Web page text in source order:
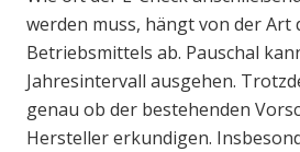
werden muss, hängt von der Art
Betriebsmittels ab. Pauschal
Jahresintervall ausgehen.
genau ob der bestehenden
Hersteller erkundigen.